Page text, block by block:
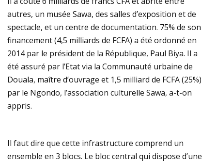
autres, un musée Sawa, des salles d’exposition et de
spectacle, et un centre de documentation. 75% de son
financement (4,5 milliards de FCFA) a été ordonné en
2014 par le président de la République, Paul Biya. Il a
été assuré par l’Etat via la Communauté urbaine de
Douala, maître d’ouvrage et 1,5 milliard de FCFA (25%)
par le Ngondo, l’association culturelle Sawa, a-t-on
appris.
Il faut dire que cette infrastructure comprend un
ensemble en 3 blocs. Le bloc central qui dispose d’une